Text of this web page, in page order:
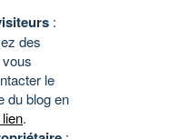
:
des
le
du blog en
.